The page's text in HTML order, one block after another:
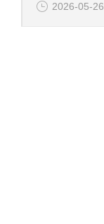
2026-05-26